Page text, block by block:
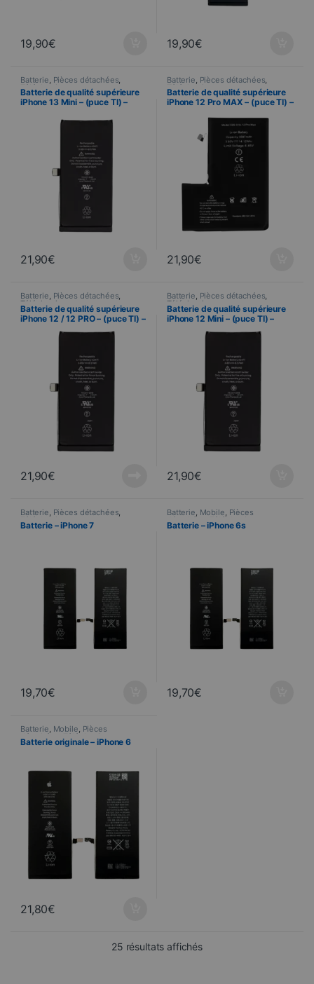
19,90€ 19,90€
Batterie Pièces détachées
Téléphonie
Batterie de qualité supérieure
iPhone 13 Mini – (puce TI) –
21,90€
Batterie Pièces détachées
Téléphonie
Batterie de qualité supérieure
iPhone 12 Pro MAX – (puce TI) –
21,90€
Batterie, Pièces détachées,
Téléphonie
Batterie de qualité supérieure
iPhone 12 / 12 PRO – (puce TI) –
Sans message d’erreur
21,90€
Batterie, Pièces détachées,
Téléphonie
Batterie de qualité supérieure
iPhone 12 Mini – (puce TI) –
Sans message d’erreur
21,90€
Batterie, Pièces détachées,
Téléphonie
Batterie – iPhone 7
19,70€
Batterie, Mobile, Pièces
détachées ,Téléphonie
Batterie – iPhone 6s
19,70€
Batterie, Mobile, Pièces
détachées ,Téléphonie
Batterie originale – iPhone 6
21,80€
25 résultats affichésTrié du plus récent au